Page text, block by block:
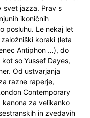
svet jazza. Prav s
ikoničnih
posluhu. Le nekaj let
koraki (leta
Antiphon …), do
so Yussef Dayes,
Od ustvarjanja
razne raperje,
Contemporary
kanona za velikanko
in zvedavih